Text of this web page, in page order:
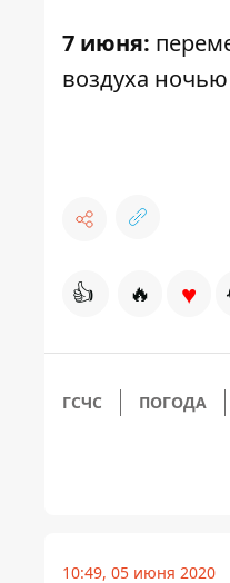
7 июня:
воздуха
👍 🔥 ♥
ГСЧС ПОГОДА
10:49, 05 июня 2020